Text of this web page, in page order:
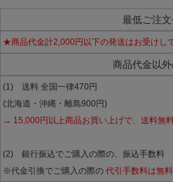
最低ご注
★商品代金計2,000円以下の発送はお受けし
商品代金以
(1) 送料 全国一律470円
(北海道・沖縄・離島900円)
→ 15,000円以上商品お買い上げで、送料無
(2) 銀行振込でご購入の際の、振込手数料
※代金引換でご購入の際の 代引手数料は無料